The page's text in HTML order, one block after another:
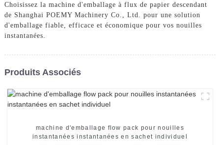
Choisissez la machine d'emballage à flux de papier descendant
de Shanghai POEMY Machinery Co., Ltd. pour une solution
d'emballage fiable, efficace et économique pour vos nouilles
instantanées.
Produits Associés
machine d'emballage flow pack pour nouilles
instantanées instantanées en sachet individuel